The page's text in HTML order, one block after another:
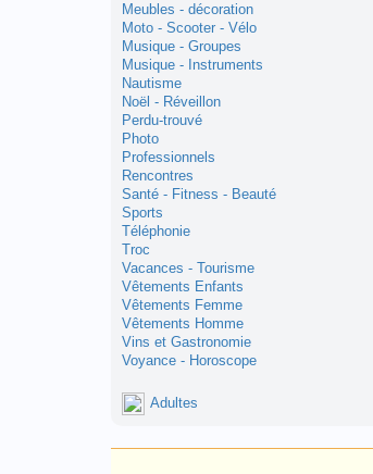
Meubles - décoration
Moto - Scooter - Vélo
Musique - Groupes
Musique - Instruments
Nautisme
Noël - Réveillon
Perdu-trouvé
Photo
Professionnels
Rencontres
Santé - Fitness - Beauté
Sports
Téléphonie
Troc
Vacances - Tourisme
Vêtements Enfants
Vêtements Femme
Vêtements Homme
Vins et Gastronomie
Voyance - Horoscope
Adultes